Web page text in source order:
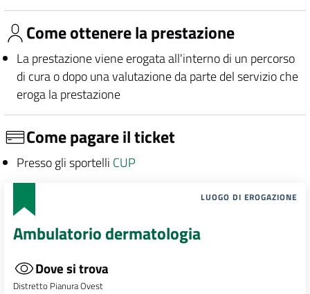
Come ottenere la prestazione
La prestazione viene erogata all'interno di un percorso
di cura o dopo una valutazione da parte del servizio che
eroga la prestazione
Come pagare il ticket
Presso gli sportelli CUP
LUOGO DI EROGAZIONE
Ambulatorio dermatologia
Dove si trova
Distretto Pianura Ovest